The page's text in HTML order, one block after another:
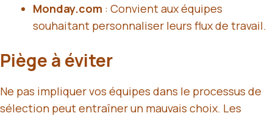
Monday.com : Convient aux équipes
souhaitant personnaliser leurs flux de travail.
Piège à éviter
Ne pas impliquer vos équipes dans le processus de
sélection peut entraîner un mauvais choix. Les